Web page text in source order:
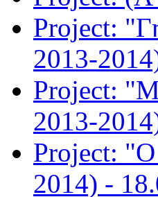
Project:
2013-
Project:
2013-
Project: "Ο
2014) -